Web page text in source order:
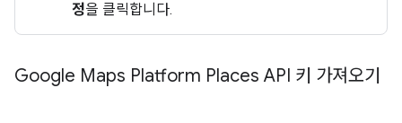
정을 클릭합니다.
Google Maps Platform Places API 키 가져오기